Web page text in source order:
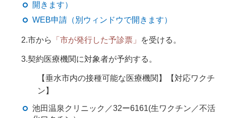
開きます）
WEB申請（別ウィンドウで開きます）
2.市から 「市が発行した予診票」 を受ける。
3.契約医療機関に対象者が予約する。
【垂水市内の接種可能な医療機関】【対応ワクチ
ン】
池田温泉クリニック／32ー6161(生ワクチン／不活